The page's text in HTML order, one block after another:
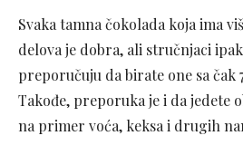
Svaka tamna čokolada koja ima
delova je dobra, ali stručnjaci
preporučuju da birate one sa čak
Takođe, preporuka je i da jedete
na primer voća, keksa i drugih